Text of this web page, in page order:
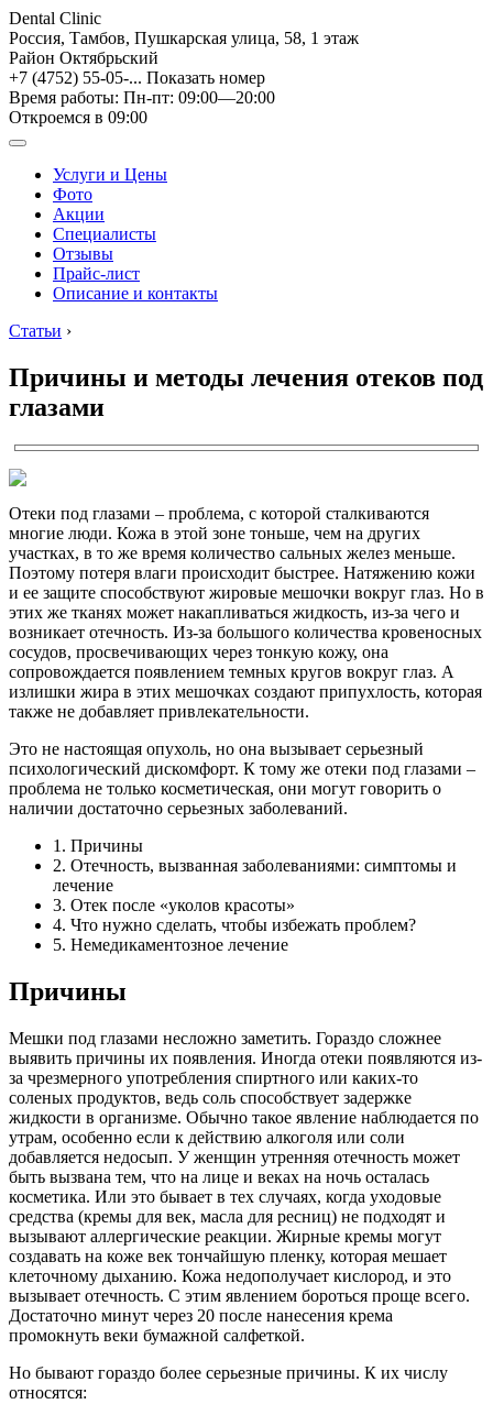
Dental Clinic
Россия, Тамбов, Пушкарская улица, 58, 1 этаж
Район Октябрьский
+7 (4752) 55-05-... Показать номер
Время работы: Пн-пт: 09:00—20:00
Откроемся в 09:00
Услуги и Цены
Фото
Акции
Специалисты
Отзывы
Прайс-лист
Описание и контакты
Статьи ›
Причины и методы лечения отеков под
глазами
Отеки под глазами – проблема, с которой сталкиваются
многие люди. Кожа в этой зоне тоньше, чем на других
участках, в то же время количество сальных желез меньше.
Поэтому потеря влаги происходит быстрее. Натяжению кожи
и ее защите способствуют жировые мешочки вокруг глаз. Но в
этих же тканях может накапливаться жидкость, из-за чего и
возникает отечность. Из-за большого количества кровеносных
сосудов, просвечивающих через тонкую кожу, она
сопровождается появлением темных кругов вокруг глаз. А
излишки жира в этих мешочках создают припухлость, которая
также не добавляет привлекательности.
Это не настоящая опухоль, но она вызывает серьезный
психологический дискомфорт. К тому же отеки под глазами –
проблема не только косметическая, они могут говорить о
наличии достаточно серьезных заболеваний.
1. Причины
2. Отечность, вызванная заболеваниями: симптомы и
лечение
3. Отек после «уколов красоты»
4. Что нужно сделать, чтобы избежать проблем?
5. Немедикаментозное лечение
Причины
Мешки под глазами несложно заметить. Гораздо сложнее
выявить причины их появления. Иногда отеки появляются из-
за чрезмерного употребления спиртного или каких-то
соленых продуктов, ведь соль способствует задержке
жидкости в организме. Обычно такое явление наблюдается по
утрам, особенно если к действию алкоголя или соли
добавляется недосып. У женщин утренняя отечность может
быть вызвана тем, что на лице и веках на ночь осталась
косметика. Или это бывает в тех случаях, когда уходовые
средства (кремы для век, масла для ресниц) не подходят и
вызывают аллергические реакции. Жирные кремы могут
создавать на коже век тончайшую пленку, которая мешает
клеточному дыханию. Кожа недополучает кислород, и это
вызывает отечность. С этим явлением бороться проще всего.
Достаточно минут через 20 после нанесения крема
промокнуть веки бумажной салфеткой.
Но бывают гораздо более серьезные причины. К их числу
относятся: